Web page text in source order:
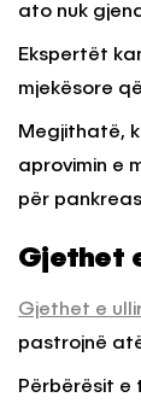
ato nuk
Ekspertët
mjekësore
Megjithatë,
aprovimin e
për
Gjethet
Gjethet e
pastrojnë
Përbërësit e